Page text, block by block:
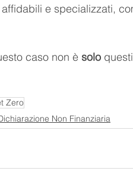
e specializzati,
caso non è solo
Zero
Non Finanziaria